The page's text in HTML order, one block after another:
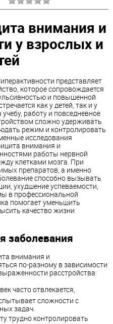
внимания и
у взрослых и
представляет
которое сопровождается
и повышенной
как у детей, так и у
работу и повседневное
сложно удерживать
режим и контролировать
исследования
внимания и
работы нервной
клетками мозга. При
препаратов, а именно
способно вызывать
ухудшение успеваемости,
в профессиональной
помогает уменьшить
качество жизни
заболевания
внимания и
по-разному в зависимости
расстройства:
часто отвлекается,
сложности с
задач.
трудно контролировать